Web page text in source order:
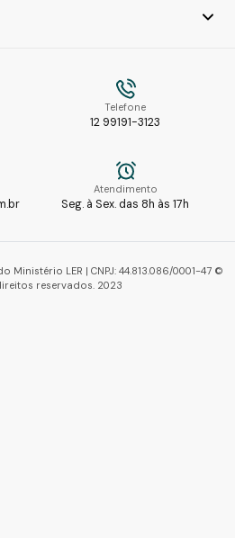
Telefone
12 99191-3123
Atendimento
Seg. à Sex. das 8h às 17h
Ministério LER | CNPJ: 44.813.086/0001-47 ©
reservados. 2023